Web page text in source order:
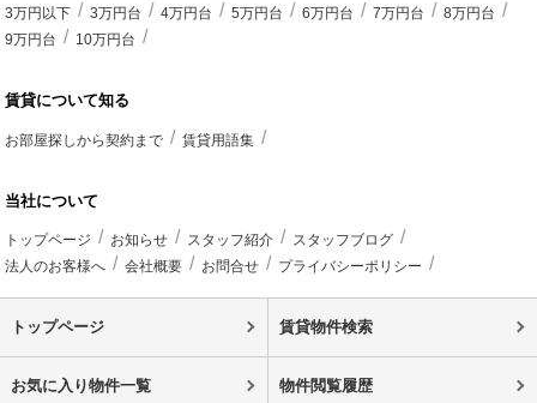
3万円以下 3万円台 4万円台 5万円台 6万円台 7万円台
8万円台
9万円台
10万円台
賃貸について知る
お部屋探しから契約まで 賃貸用語集
当社について
トップページ お知らせ スタッフ紹介
スタッフブログ
法人のお客様へ
会社概要 お問合せ プライバシーポリシー
トップページ 賃貸物件検索
お気に入り物件一覧 物件閲覧履歴